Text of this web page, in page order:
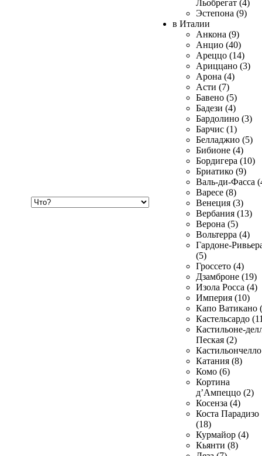
Льобрегат (4)
Эстепона (9)
в Италии
Анкона (9)
Анцио (40)
Ареццо (14)
Ариццано (3)
Арона (4)
Асти (7)
Бавено (5)
Бадези (4)
Бардолино (3)
Барчис (1)
Белладжио (5)
Бибионе (4)
Бордигера (10)
Бриатико (9)
Валь-ди-Фасса
Варесе (8)
Венеция (3)
Вербания (13)
Верона (5)
Вольтерра (4)
Гардоне-
(5)
Гроссето (4)
Дзамброне (19)
Изола Росса (4)
Империя (10)
Капо Ватикано
Кастельсардо
Кастильоне-
Пеская (2)
Катания (8)
Комо (6)
Кортина
д’Ампеццо (2)
Косенза (4)
Коста Парадизо
(18)
Курмайор (4)
Кьянти (8)